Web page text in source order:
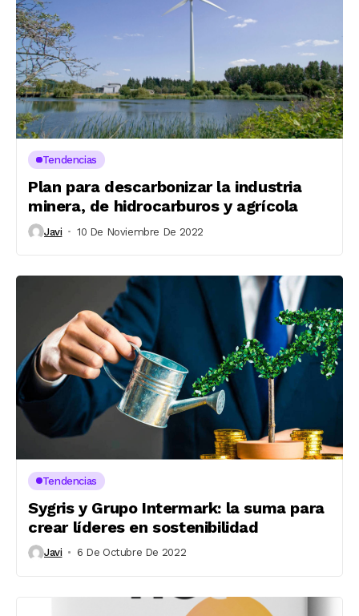
Tendencias
Plan para descarbonizar la industria
minera, de hidrocarburos y agrícola
Javi 10 De Noviembre De 2022
Tendencias
Sygris y Grupo Intermark: la suma para
crear líderes en sostenibilidad
Javi 6 De Octubre De 2022